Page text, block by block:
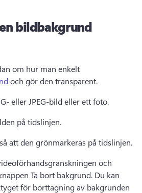
bildbakgrund
om hur man enkelt
och gör den transparent.
eller JPEG-bild eller ett foto.
på tidslinjen.
och
Ta bort bakgrund. Du kan
för borttagning av bakgrunden